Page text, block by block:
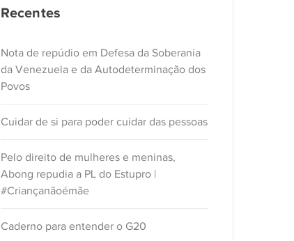
Recentes
Nota de repúdio em Defesa da Soberania
da Venezuela e da Autodeterminação dos
Povos
Cuidar de si para poder cuidar das pessoas
Pelo direito de mulheres e meninas,
Abong repudia a PL do Estupro |
#Criançanãoémãe
Caderno para entender o G20